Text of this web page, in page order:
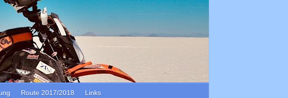
Route 2017/2018 Links